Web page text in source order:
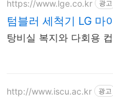
https://www.lge.co.kr 광고
텀블러 세척기 LG 마
탕비실 복지와 다회용
http://www.iscu.ac.kr 광고